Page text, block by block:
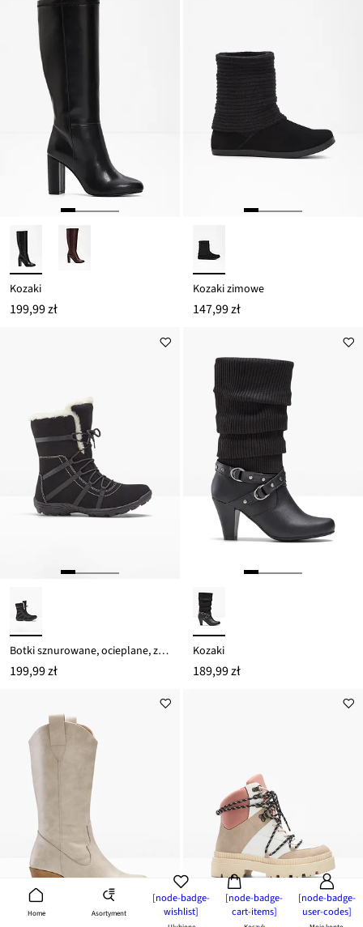
Home Asortyment
[node-badge-
wishlist]
[node-badge-
cart-items]
[node-badge-
user-codes]
Kozaki
199,99 zł
Kozaki zimowe
147,99 zł
Botki sznurowane, ocieplane, z membraną Tex
199,99 zł
Kozaki
189,99 zł